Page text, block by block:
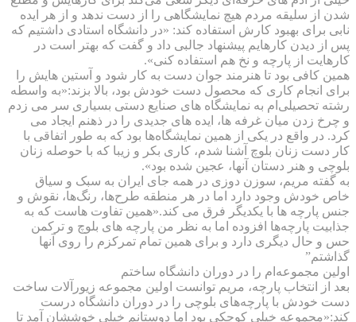
شدن از سلیقه مردم هیچ نمایشگاهی را از دست ندهد و از هر ایده
نابی برای بهبود کارش استفاده کند: «در دانشگاه استادی داشتیم که
پس از دیدن کارهایم پیشنهاد جالبی داد و گفت که بهتر است در
کارهایت از پارچه و نخ هم استفاده کنی».
همین کافی بود تا هنرمند جوان دست به کار شود و آستین هایش را
برای انجام کاری که محصول دست خودش بود، بالا بزند:«به واسطه
رشته تحصیلی‌ام به نمایشگاه های صنایع دستی بسیاری سر می زدم
و چرخ زدن میان غرفه ها، ایده های جدیدی را در ذهنم ایجاد می
کرد. در واقع در یکی از همین نمایشگاه‌ها بود که به طور اتفاقی با
کار دست زنان بلوچ آشنا شدم، کاری بکر و زیبا که با حوصله زنان
بلوچی و هنر دستان آنها، عجین شده بود».
به گفته مریم، سوزن دوزی در همه جای ایران به سبک و سیاق
خاص خودش وجود دارد اما در هر منطقه طرح‌ها، رنگ‌ها، نقوش و
جنس پارچه ها با یکدیگر فرق می کند.«همین تفاوت هاست که به
جذابیت پارچه‌ها افزوده اما به نظر من پارچه های بلوچ و ترکمن
حس و حال دیگری دارد و برای همین تمام تمرکزم را روی آنها
گذاشتم”
اولین مجموعه‌ام را در دوران دانشگاه ساختم
بعد از انتخاب پارچه، مریم توانست اولین مجموعه زیورآلات ساخت
دست خودش با پارچه‌های بلوچی را در دوران دانشگاه درست
کند:«مجموعه خیلی کوچکی بود اما دوستانم خیلی خوششان آمد تا